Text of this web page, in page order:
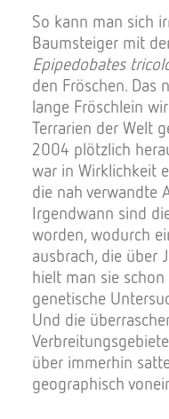
So kann man sich
Baumsteiger mit
Epipedobates
den Fröschen. Das
lange Fröschlein
Terrarien der Welt
2004 plötzlich
war in Wirklichkeit
die nah verwandte
Irgendwann sind
worden, wodurch
ausbrach, die über
hielt man sie
genetische
Und die
über immerhin
geographisch